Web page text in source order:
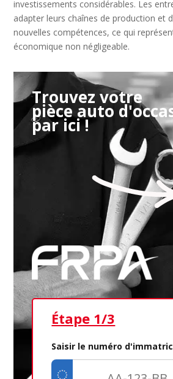
investissements considérables. Les
adapter leurs chaînes de production et
nouvelles compétences, ce qui
économique non négligeable.
Trouvez votre
pièce auto
par ici !
Étape 1/3
Saisir le numéro